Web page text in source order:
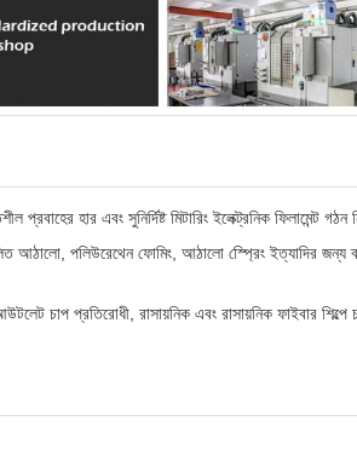
হার এবং সুনির্দিষ্ট মিটারিং ইলেক্ট্রনিক ফিলামেন্ট গঠন
আঠালো, পলিউরেথেন ফোমিং, আঠালো স্প্রেিং ইত্যাদির জন্য
চাপ প্রতিরোধী, রাসায়নিক এবং রাসায়নিক ফাইবার শিল্পে